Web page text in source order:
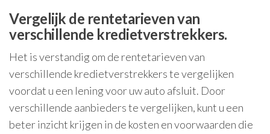
Vergelijk de rentetarieven van
verschillende kredietverstrekkers.
Het is verstandig om de rentetarieven van
verschillende kredietverstrekkers te vergelijken
voordat u een lening voor uw auto afsluit. Door
verschillende aanbieders te vergelijken, kunt u een
beter inzicht krijgen in de kosten en voorwaarden die